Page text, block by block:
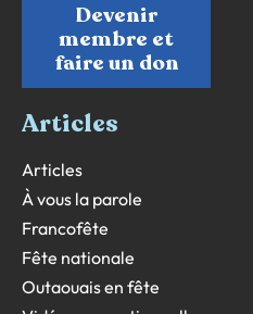
Devenir
membre et
faire un don
Articles
Articles
À vous la parole
Francofête
Fête nationale
Outaouais en fête